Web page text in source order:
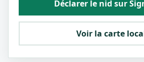
Déclarer le nid sur
Voir la carte